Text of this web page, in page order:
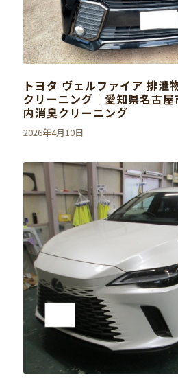
トヨタ ヴェルファイア 排泄
クリーニング｜愛知県名古
内消臭クリーニング
2026年4月10日